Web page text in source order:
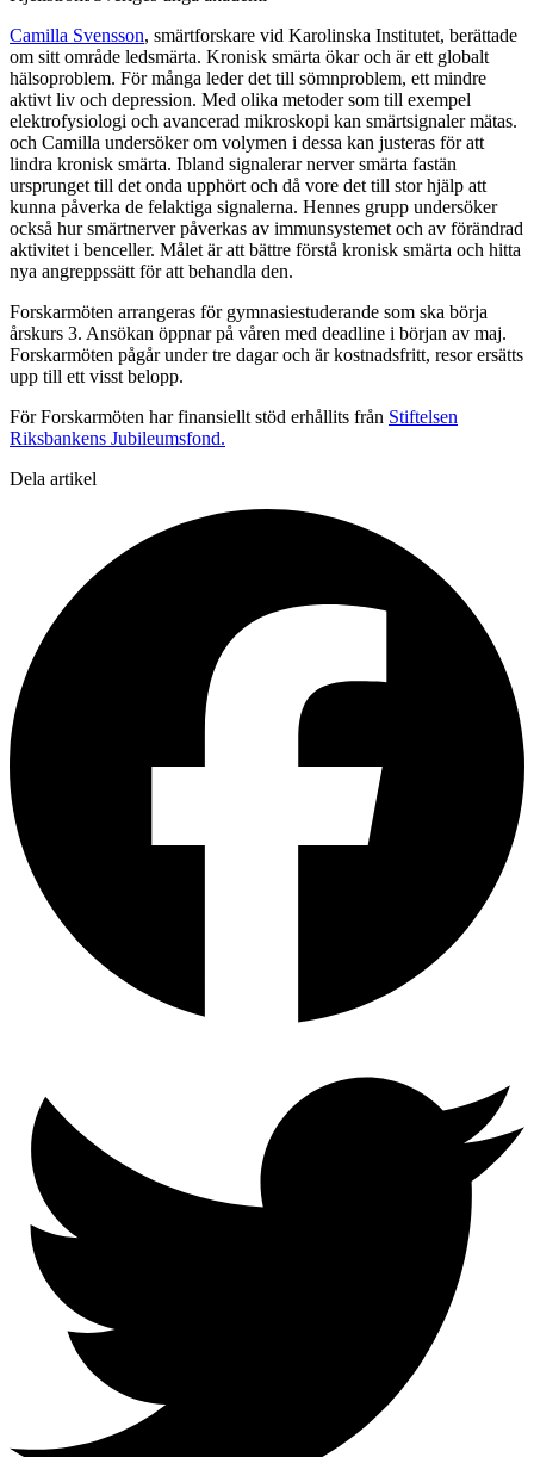
Camilla Svensson, smärtforskare vid Karolinska Institutet, berättade
om sitt område ledsmärta. Kronisk smärta ökar och är ett globalt
hälsoproblem. För många leder det till sömnproblem, ett mindre
aktivt liv och depression. Med olika metoder som till exempel
elektrofysiologi och avancerad mikroskopi kan smärtsignaler mätas.
och Camilla undersöker om volymen i dessa kan justeras för att
lindra kronisk smärta. Ibland signalerar nerver smärta fastän
ursprunget till det onda upphört och då vore det till stor hjälp att
kunna påverka de felaktiga signalerna. Hennes grupp undersöker
också hur smärtnerver påverkas av immunsystemet och av förändrad
aktivitet i benceller. Målet är att bättre förstå kronisk smärta och hitta
nya angreppssätt för att behandla den.
Forskarmöten arrangeras för gymnasiestuderande som ska börja
årskurs 3. Ansökan öppnar på våren med deadline i början av maj.
Forskarmöten pågår under tre dagar och är kostnadsfritt, resor ersätts
upp till ett visst belopp.
För Forskarmöten har finansiellt stöd erhållits från Stiftelsen
Riksbankens Jubileumsfond.
Dela artikel